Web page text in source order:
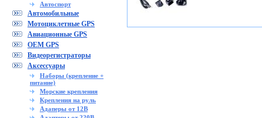
Автоспорт
Автомобильные
Мотоциклетные GPS
Авиационные GPS
OEM GPS
Видеорегистраторы
Аксессуары
Наборы (крепление +
питание)
Морские крепления
Крепления на руль
Адаперы от 12В